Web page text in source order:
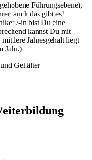
Führungsebene),
auch das gibt es!
/-in bist Du eine
kannst Du mit
Jahresgehalt liegt
Jahr.)
Gehälter